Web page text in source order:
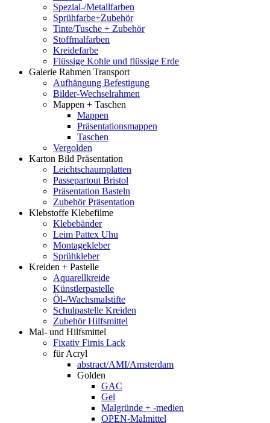
Spezial-/Metallfarben
Sprühfarbe+Zubehör
Tinte/Tusche + Zubehör
Stoffmalfarben
Kreidefarbe
Flüssige Kohle und flüssige Erde
Galerie Rahmen Transport
Aufhängung Befestigung
Bilder-Wechselrahmen
Mappen + Taschen
Mappen
Präsentationsmappen
Taschen
Vergolden
Karton Bild Präsentation
Leichtschaumplatten
Passepartout Bristol
Präsentation Basteln
Zubehör Präsentation
Klebstoffe Klebefilme
Klebebänder
Leim Pattex Uhu
Montagekleber
Sprühkleber
Kreiden + Pastelle
Aquarellkreide
Künstlerpastelle
Öl-/Wachsmalstifte
Schulpastelle Kreiden
Zubehör Hilfsmittel
Mal- und Hilfsmittel
Fixativ Firnis Lack
für Acryl
abstract/AMI/Amsterdam
Golden
GAC
Gel
Malgründe + -medien
OPEN-Malmittel